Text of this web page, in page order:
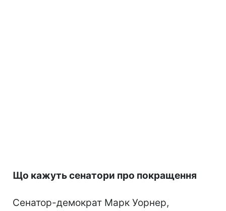
Що кажуть сенатори про покращення
Сенатор-демократ Марк Уорнер,